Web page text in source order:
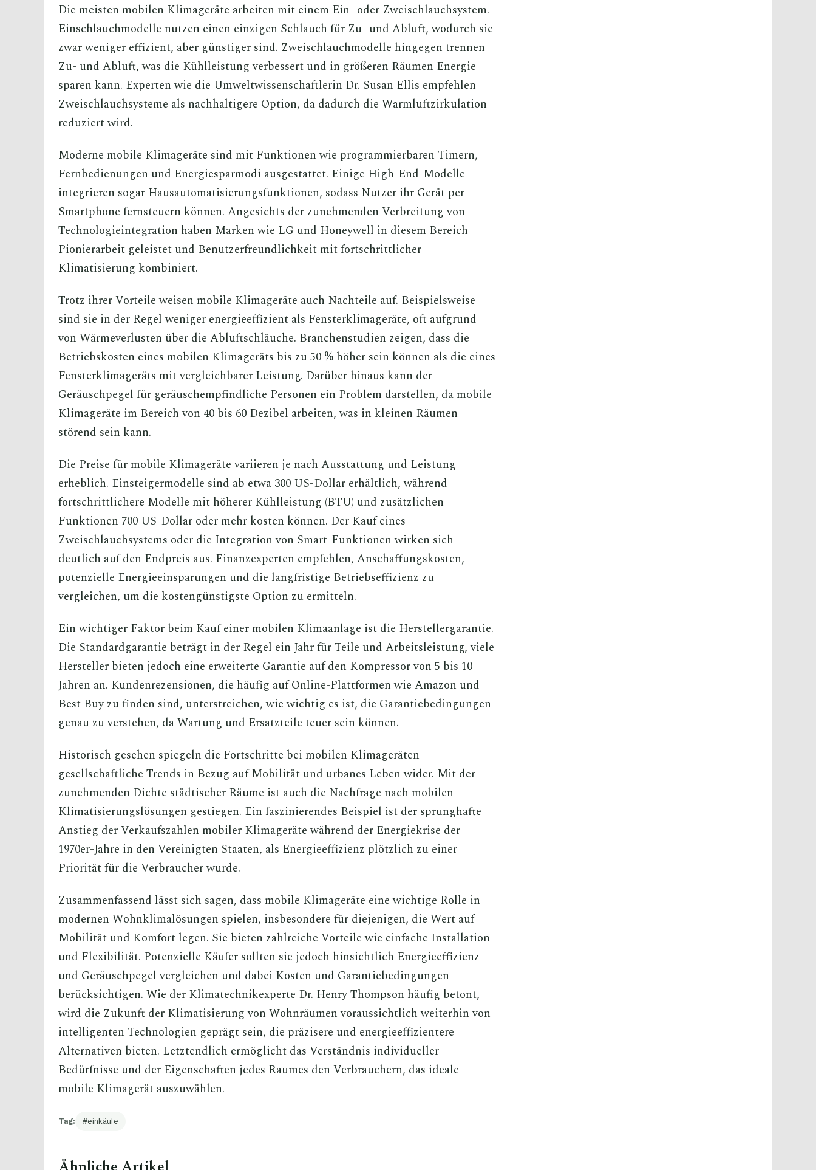
Die meisten mobilen Klimageräte arbeiten mit einem Ein- oder Zweischlauchsystem.
Einschlauchmodelle nutzen einen einzigen Schlauch für Zu- und Abluft, wodurch sie
zwar weniger effizient, aber günstiger sind. Zweischlauchmodelle hingegen trennen
Zu- und Abluft, was die Kühlleistung verbessert und in größeren Räumen Energie
sparen kann. Experten wie die Umweltwissenschaftlerin Dr. Susan Ellis empfehlen
Zweischlauchsysteme als nachhaltigere Option, da dadurch die Warmluftzirkulation
reduziert wird.
Moderne mobile Klimageräte sind mit Funktionen wie programmierbaren Timern,
Fernbedienungen und Energiesparmodi ausgestattet. Einige High-End-Modelle
integrieren sogar Hausautomatisierungsfunktionen, sodass Nutzer ihr Gerät per
Smartphone fernsteuern können. Angesichts der zunehmenden Verbreitung von
Technologieintegration haben Marken wie LG und Honeywell in diesem Bereich
Pionierarbeit geleistet und Benutzerfreundlichkeit mit fortschrittlicher
Klimatisierung kombiniert.
Trotz ihrer Vorteile weisen mobile Klimageräte auch Nachteile auf. Beispielsweise
sind sie in der Regel weniger energieeffizient als Fensterklimageräte, oft aufgrund
von Wärmeverlusten über die Abluftschläuche. Branchenstudien zeigen, dass die
Betriebskosten eines mobilen Klimageräts bis zu 50 % höher sein können als die eines
Fensterklimageräts mit vergleichbarer Leistung. Darüber hinaus kann der
Geräuschpegel für geräuschempfindliche Personen ein Problem darstellen, da mobile
Klimageräte im Bereich von 40 bis 60 Dezibel arbeiten, was in kleinen Räumen
störend sein kann.
Die Preise für mobile Klimageräte variieren je nach Ausstattung und Leistung
erheblich. Einsteigermodelle sind ab etwa 300 US-Dollar erhältlich, während
fortschrittlichere Modelle mit höherer Kühlleistung (BTU) und zusätzlichen
Funktionen 700 US-Dollar oder mehr kosten können. Der Kauf eines
Zweischlauchsystems oder die Integration von Smart-Funktionen wirken sich
deutlich auf den Endpreis aus. Finanzexperten empfehlen, Anschaffungskosten,
potenzielle Energieeinsparungen und die langfristige Betriebseffizienz zu
vergleichen, um die kostengünstigste Option zu ermitteln.
Ein wichtiger Faktor beim Kauf einer mobilen Klimaanlage ist die Herstellergarantie.
Die Standardgarantie beträgt in der Regel ein Jahr für Teile und Arbeitsleistung, viele
Hersteller bieten jedoch eine erweiterte Garantie auf den Kompressor von 5 bis 10
Jahren an. Kundenrezensionen, die häufig auf Online-Plattformen wie Amazon und
Best Buy zu finden sind, unterstreichen, wie wichtig es ist, die Garantiebedingungen
genau zu verstehen, da Wartung und Ersatzteile teuer sein können.
Historisch gesehen spiegeln die Fortschritte bei mobilen Klimageräten
gesellschaftliche Trends in Bezug auf Mobilität und urbanes Leben wider. Mit der
zunehmenden Dichte städtischer Räume ist auch die Nachfrage nach mobilen
Klimatisierungslösungen gestiegen. Ein faszinierendes Beispiel ist der sprunghafte
Anstieg der Verkaufszahlen mobiler Klimageräte während der Energiekrise der
1970er-Jahre in den Vereinigten Staaten, als Energieeffizienz plötzlich zu einer
Priorität für die Verbraucher wurde.
Zusammenfassend lässt sich sagen, dass mobile Klimageräte eine wichtige Rolle in
modernen Wohnklimalösungen spielen, insbesondere für diejenigen, die Wert auf
Mobilität und Komfort legen. Sie bieten zahlreiche Vorteile wie einfache Installation
und Flexibilität. Potenzielle Käufer sollten sie jedoch hinsichtlich Energieeffizienz
und Geräuschpegel vergleichen und dabei Kosten und Garantiebedingungen
berücksichtigen. Wie der Klimatechnikexperte Dr. Henry Thompson häufig betont,
wird die Zukunft der Klimatisierung von Wohnräumen voraussichtlich weiterhin von
intelligenten Technologien geprägt sein, die präzisere und energieeffizientere
Alternativen bieten. Letztendlich ermöglicht das Verständnis individueller
Bedürfnisse und der Eigenschaften jedes Raumes den Verbrauchern, das ideale
mobile Klimagerät auszuwählen.
Tag: einkäufe